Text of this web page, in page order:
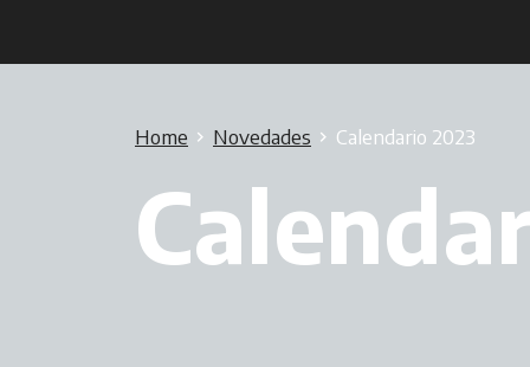
Home Novedades Calendario 2023